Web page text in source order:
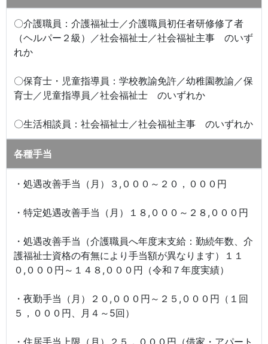
〇介護職員：介護福祉士／介護職員初任者研修修了者
（ヘルパー２級）／社会福祉士／社会福祉主事 のいず
れか
〇保育士・児童指導員：学校教諭免許／幼稚園教諭／保
育士／児童指導員／社会福祉士 のいずれか
〇生活相談員：社会福祉士／社会福祉主事 のいずれか
各種手当
・処遇改善手当（月）３,０００～２０，０００円
・特定処遇改善手当（月）１８,０００～２８,０００円
・処遇改善手当（介護職員へ年度末支給：勤続年数、介
護福祉士資格の有無により手当額が異なります）１１
０,０００円～１４８,０００円（令和７年度実績）
・夜勤手当（月）２０,０００円～２５,０００円（１回
５，０００円、月４～5回）
・住居手当上限（月）２５，０００円（借家・アパート